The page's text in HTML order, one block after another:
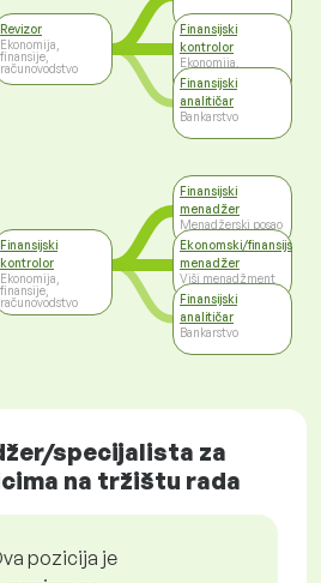
Revizor
Ekonomija,
finansije,
računovodstvo
Finansijski
kontrolor
Ekonomija,
finansije,
računovodstvo
Finansijski
kontrolor
Ekonomija,
finansije,
računovodstvo
Finansijski
analitičar
Bankarstvo
Finansijski
menadžer
Menadžerski posao
Ekonomski/finansijski
menadžer
Viši menadžment
Finansijski
analitičar
Bankarstvo
specijalista za
na tržištu rada
pozicija je